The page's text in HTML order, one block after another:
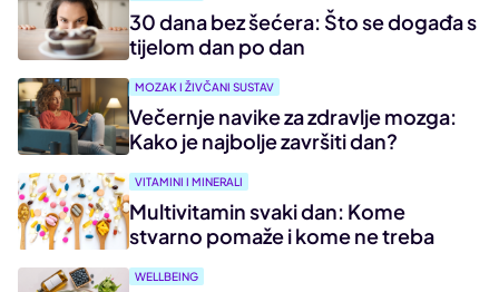
30 dana bez šećera: Što se događa s
tijelom dan po dan
MOZAK I ŽIVČANI SUSTAV
Večernje navike za zdravlje mozga:
Kako je najbolje završiti dan?
VITAMINI I MINERALI
Multivitamin svaki dan: Kome
stvarno pomaže i kome ne treba
WELLBEING